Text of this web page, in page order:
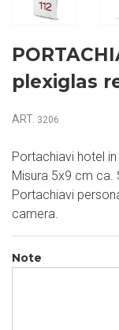
plexiglas
ART. 3206
Portachiavi hotel
Misura 5x9 cm ca.
Portachiavi
camera.
Note